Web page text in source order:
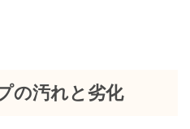
の汚れと劣化